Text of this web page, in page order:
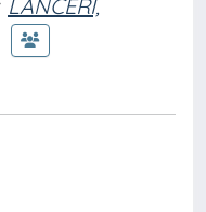
LANCERI,